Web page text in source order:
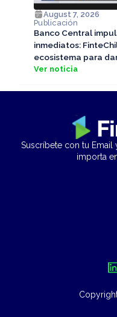
August 7, 2026
Publicación
Banco Central
inmediatos:
ecosistema para
Ver noticia
Suscríbete con tu
importa